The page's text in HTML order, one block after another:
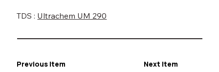
TDS : Ultrachem UM 290
Previous Item Next Item